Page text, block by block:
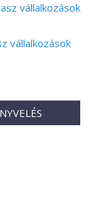
vállalkozások
vállalkozások